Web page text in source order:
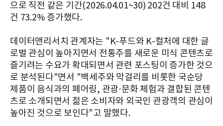
으로 직전 같은 기간(2026.04.01~30) 202건 대비 148
건 73.2% 증가했다.
데이터앤리서치 관계자는 "K-푸드와 K-컬처에 대한 글
로벌 관심이 높아지면서 전통주를 새로운 미식 콘텐츠로
즐기려는 수요가 확대되면서 관련 포스팅이 증가한 것으
로 분석된다"면서 "백세주와 막걸리를 비롯한 국순당
제품이 음식과의 페어링, 관광·문화 체험과 결합된 콘텐
츠로 소개되면서 젊은 소비자와 외국인 관광객의 관심이
높아진 것으로 보인다"고 말했다.